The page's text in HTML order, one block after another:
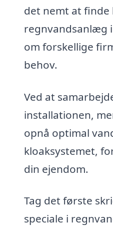
det nemt at
regnvandsanlæg
om forskellige
behov.
Ved at
installationen,
opnå optimal
kloaksystemet,
din ejendom.
Tag det første
speciale i